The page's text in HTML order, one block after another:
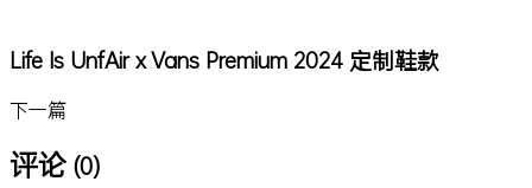
Life Is UnfAir x Vans Premium 2024 定制鞋款
下一篇
评论 (0)